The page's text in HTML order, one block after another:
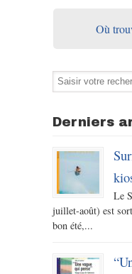
Où
Derniers
Le
juillet-août) est
bon été,...